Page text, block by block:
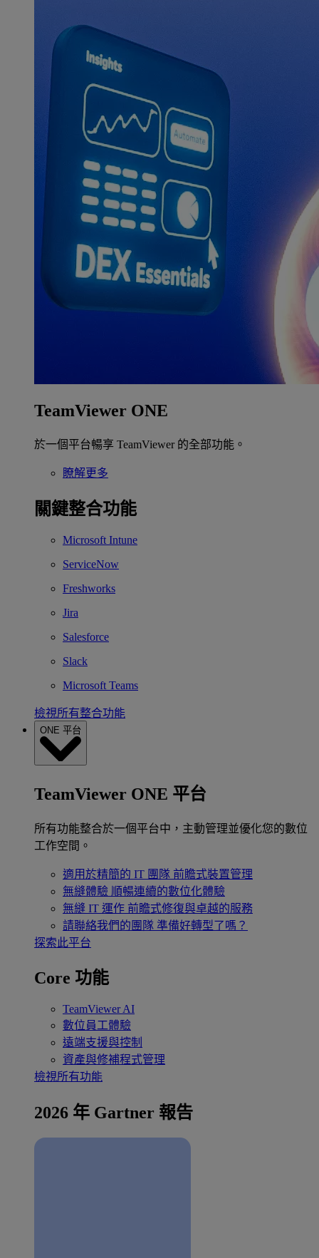
TeamViewer ONE
於一個平台暢享 TeamViewer 的全部功能。
瞭解更多
關鍵整合功能
Microsoft Intune
ServiceNow
Freshworks
Jira
Salesforce
Slack
Microsoft Teams
檢視所有整合功能
ONE 平台
TeamViewer ONE 平台
所有功能整合於一個平台中，主動管理並優化您的數位
工作空間。
適用於精簡的 IT 團隊 前瞻式裝置管理
無縫體驗 順暢連續的數位化體驗
無縫 IT 運作 前瞻式修復與卓越的服務
請聯絡我們的團隊 準備好轉型了嗎？
探索此平台
Core 功能
TeamViewer AI
數位員工體驗
遠端支援與控制
資產與修補程式管理
檢視所有功能
2026 年 Gartner 報告